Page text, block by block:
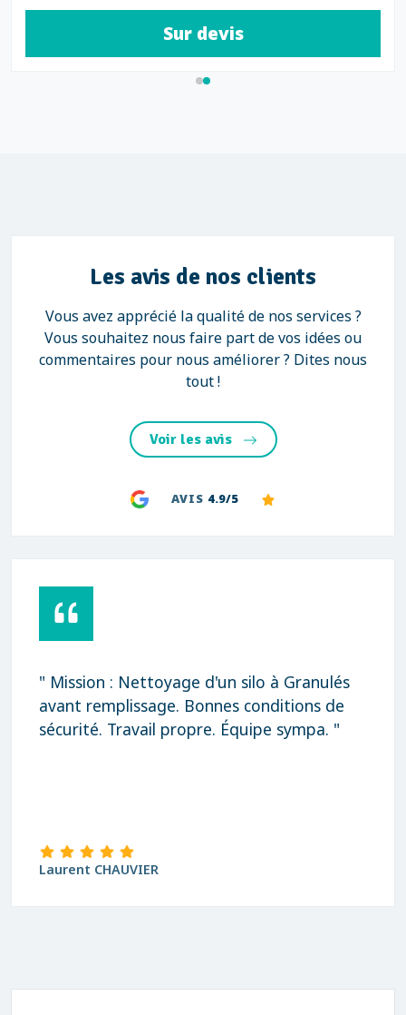
Sur devis
Les avis de nos clients
Vous avez apprécié la qualité de nos services ?
Vous souhaitez nous faire part de vos idées ou
commentaires pour nous améliorer ? Dites nous
tout !
Voir les avis
AVIS 4.9/5
" Mission : Nettoyage d'un silo à Granulés
avant remplissage. Bonnes conditions de
sécurité. Travail propre. Équipe sympa. "
Laurent CHAUVIER